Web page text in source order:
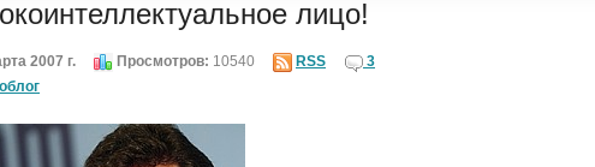
лицо!
2007 г. Просмотров: 10540 RSS
3